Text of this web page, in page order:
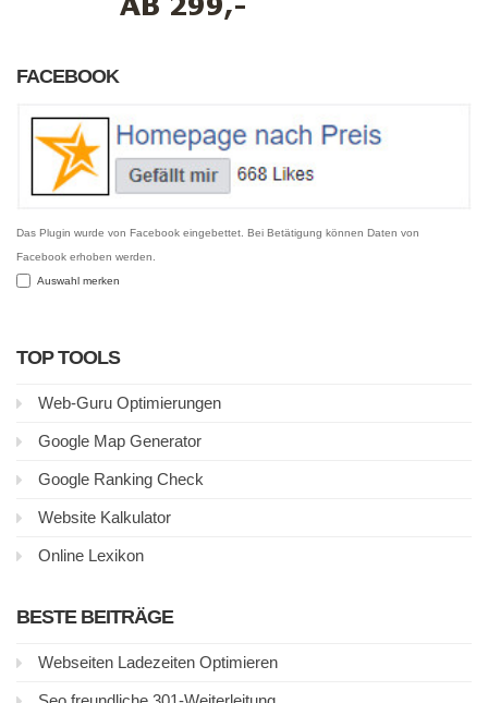
FACEBOOK
Das Plugin wurde von Facebook eingebettet. Bei Betätigung können Daten von
Facebook erhoben werden.
Auswahl merken
TOP TOOLS
Web-Guru Optimierungen
Google Map Generator
Google Ranking Check
Website Kalkulator
Online Lexikon
BESTE BEITRÄGE
Webseiten Ladezeiten Optimieren